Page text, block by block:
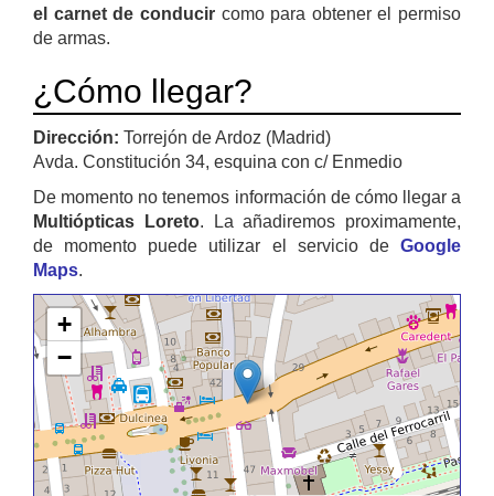
el carnet de conducircomo para obtener el permiso
de armas.
¿Cómo llegar?
Dirección: Torrejón de Ardoz (Madrid)
Avda. Constitución 34, esquina con c/ Enmedio
De momento no tenemos información de cómo llegar a
Multiópticas Loreto. La añadiremos proximamente,
de momento puede utilizar el servicio de Google
Maps.
+
−